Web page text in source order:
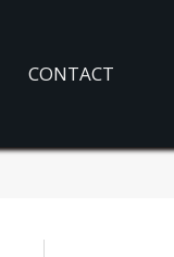
CONTACT